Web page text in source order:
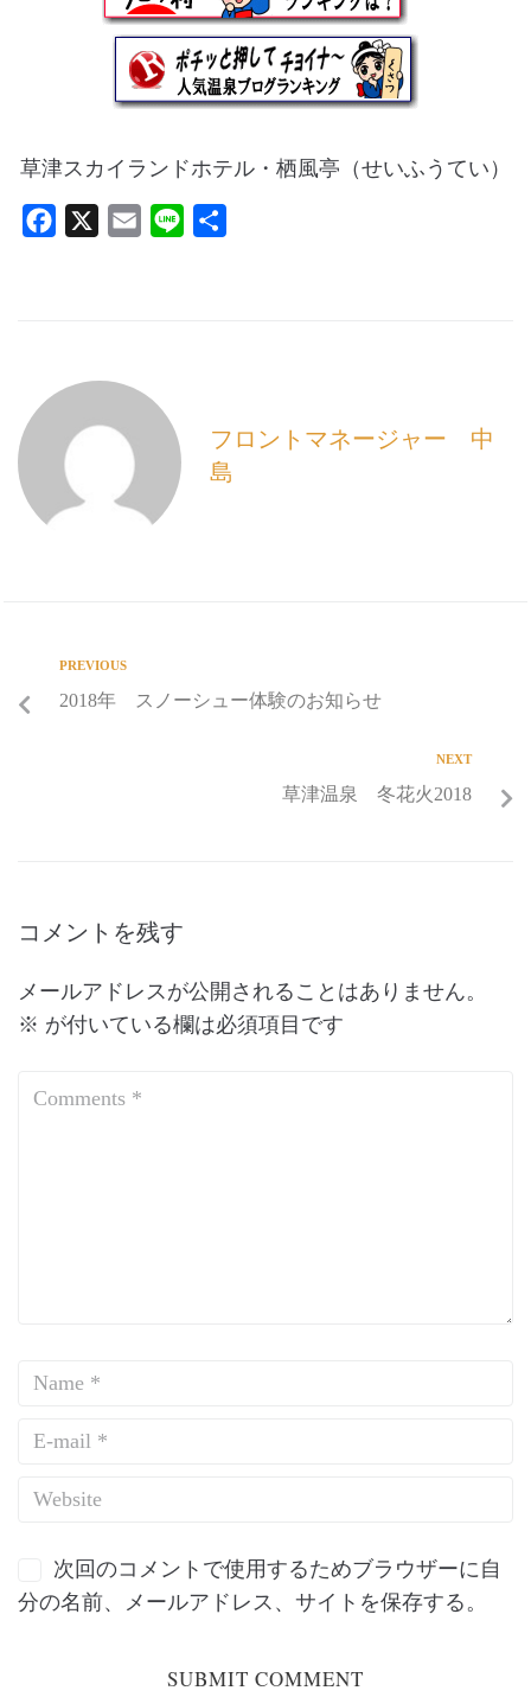
草津スカイランドホテル・栖風亭（せいふうてい）
o
フロントマネージャー 中
島
PREVIOUS
2018年 スノーシュー体験のお知らせ
NEXT
草津温泉 冬花火2018
コメントを残す
メールアドレスが公開されることはありません。
※ が付いている欄は必須項目です
次回のコメントで使用するためブラウザーに自
分の名前、メールアドレス、サイトを保存する。